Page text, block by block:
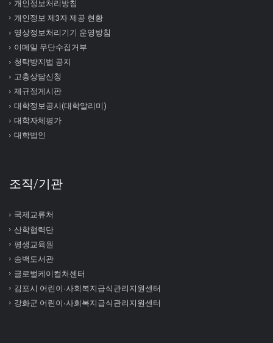
개인정보처리방침
개인정보 제3자 제공 현황
영상정보처리기기 운영방침
이메일 무단수집거부
청탁방지법 공지
고충상담신청
제규정게시판
대학정보공시(대학알리미)
대학자체평가
대학법인
조직/기관
국제교류처
산학협력단
평생교육원
송백도서관
글로벌케이컬쳐센터
김포시 어린이∙사회복지급식관리지원센터
강화군 어린이∙사회복지급식관리지원센터